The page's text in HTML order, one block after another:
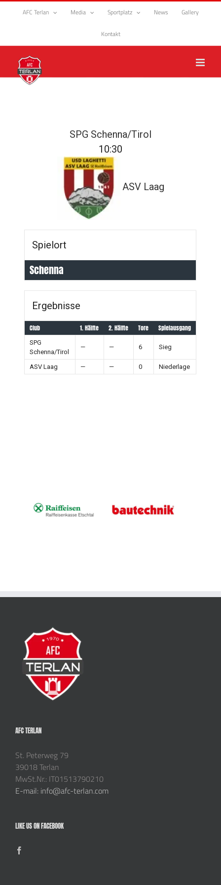
Zum
AFC Terlan Media Sportplatz News Gallery
Kontakt
SPG Schenna/Tirol
10:30
ASV Laag
Spielort
Schenna
Ergebnisse
Club 1. Hälfte 2. Hälfte Tore Spielausgang
SPG
Schenna/Tirol
— — 6 Sieg
ASV Laag — — 0 Niederlage
AFC TERLAN
St. Peterweg 79
39018 Terlan
MwSt.Nr.: IT01513790210
E-mail: info@afc-terlan.com
LIKE US ON FACEBOOK